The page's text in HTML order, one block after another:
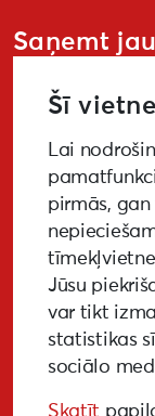
Saņemt
GALERIJA
BUJ
Šī
Lai
pirmās,
Jūsu
var tikt
statistikas
sociālo
Skatīt